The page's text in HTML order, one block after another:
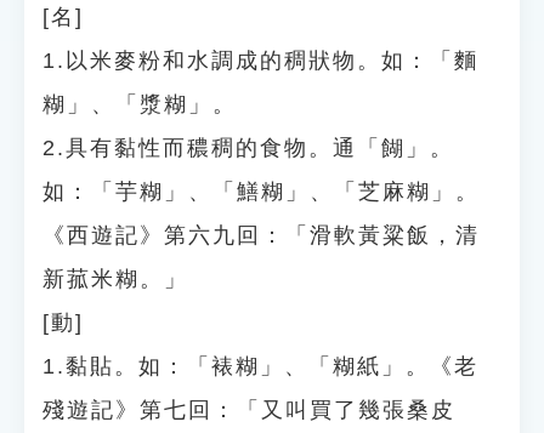
[名]
1.以米麥粉和水調成的稠狀物。如：「麵
糊」、「漿糊」。
2.具有黏性而穠稠的食物。通「餬」。
如：「芋糊」、「鱔糊」、「芝麻糊」。
《西遊記》第六九回：「滑軟黃粱飯，清
新菰米糊。」
[動]
1.黏貼。如：「裱糊」、「糊紙」。《老
殘遊記》第七回：「又叫買了幾張桑皮